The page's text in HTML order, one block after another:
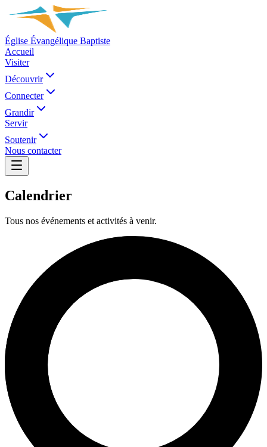
Église Évangélique Baptiste
Accueil
Visiter
Découvrir
Connecter
Grandir
Servir
Soutenir
Nous contacter
Calendrier
Tous nos événements et activités à venir.